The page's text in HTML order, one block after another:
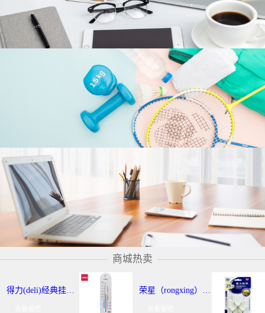
商城热卖
得力(deli)经典挂壁式温度计 个性化提示温湿度计 办公用品 9013 荣星（rongxing）RX-220 超强力粘钩/挂钩（2KG） 3个/卡